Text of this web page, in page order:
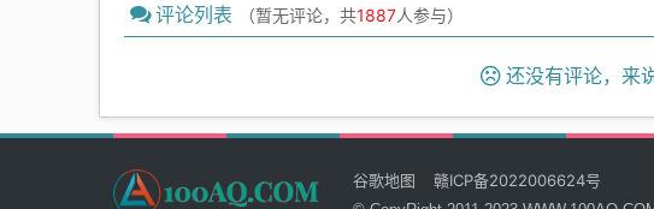
评论列表 （暂无评论，共1887人参与）
还没有评论，来
谷歌地图 赣ICP备2022006624号